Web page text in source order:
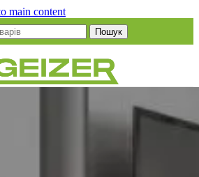
main content
Пошук